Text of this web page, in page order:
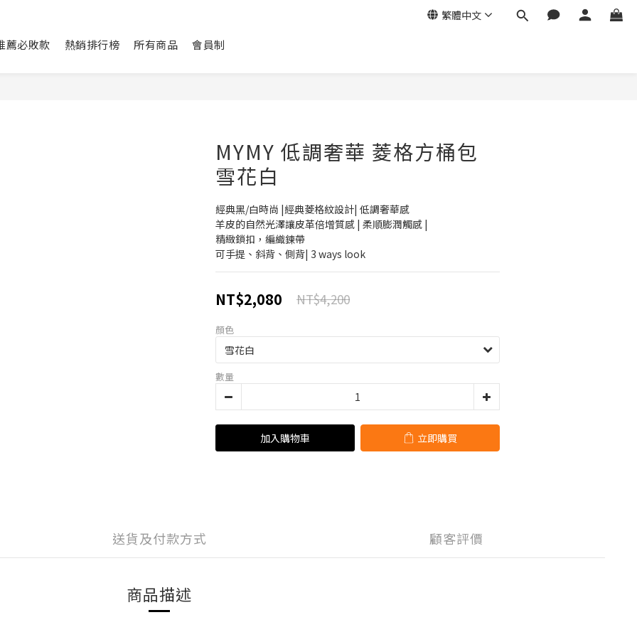
繁體中文
薦必敗款 熱銷排行榜 所有商品 會員制
MYMY 低調奢華 菱格方桶包
雪花白
經典黑/白時尚 |經典菱格紋設計| 低調奢華感
羊皮的自然光澤讓皮革倍增質感 | 柔順膨潤觸感 |
精緻鎖扣，編織鍊帶
可手提、斜背、側背| 3 ways look
NT$2,080 NT$4,200
顏色
數量
加入購物車 立即購買
送貨及付款方式 顧客評價
商品描述